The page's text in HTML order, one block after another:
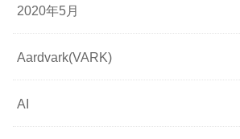
2020年5月
Aardvark(VARK)
AI